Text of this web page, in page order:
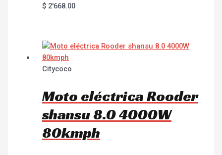
$ 2'668.00
Citycoco
Moto eléctrica Rooder
shansu 8.0 4000W
80kmph